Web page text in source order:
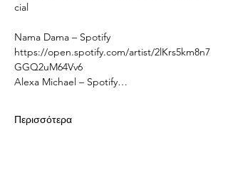
cial
Nama Dama – Spotify
https://open.spotify.com/artist/2lKrs5km8n7
GGQ2uM64Vv6
Alexa Michael – Spotify…
Περισσότερα